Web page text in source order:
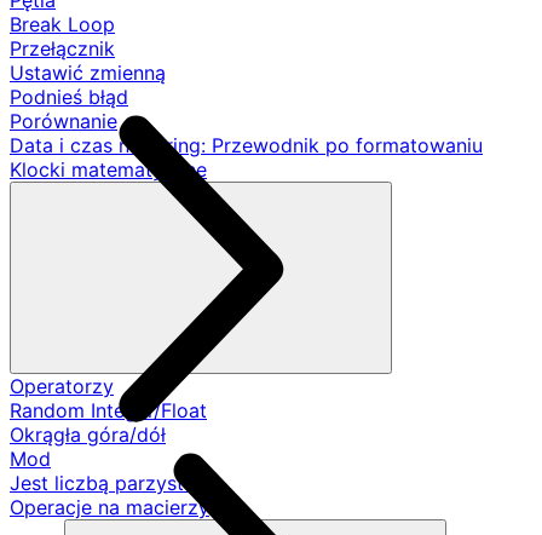
Break Loop
Przełącznik
Ustawić zmienną
Podnieś błąd
Porównanie
Data i czas na String: Przewodnik po formatowaniu
Klocki matematyczne
Operatorzy
Random Integer/Float
Okrągła góra/dół
Mod
Jest liczbą parzystą
Operacje na macierzy